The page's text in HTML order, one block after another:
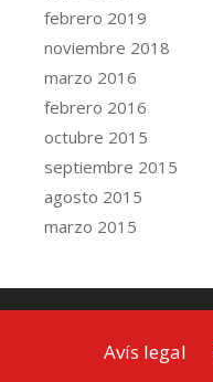
febrero 2019
noviembre 2018
marzo 2016
febrero 2016
octubre 2015
septiembre 2015
agosto 2015
marzo 2015
Avís legal